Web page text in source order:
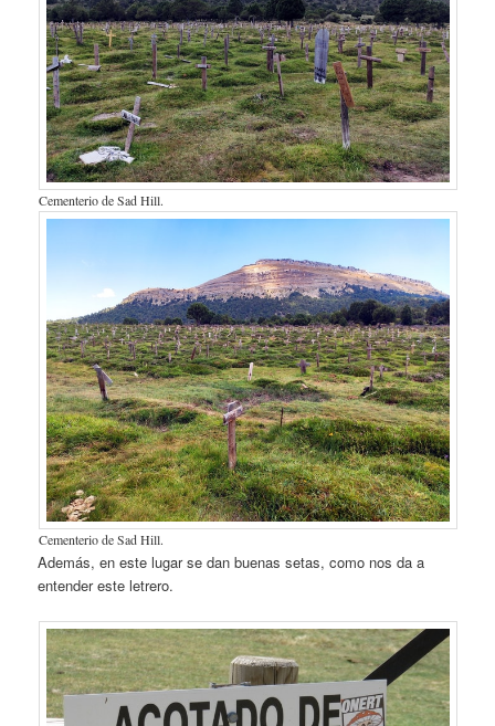
Cementerio de Sad Hill.
Cementerio de Sad Hill.
Además, en este lugar se dan buenas setas, como nos da a
entender este letrero.